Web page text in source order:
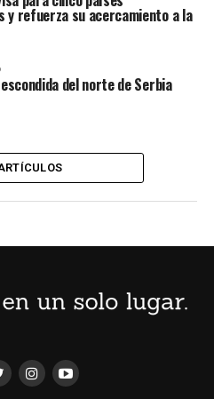
y refuerza su acercamiento a la
del norte de Serbia